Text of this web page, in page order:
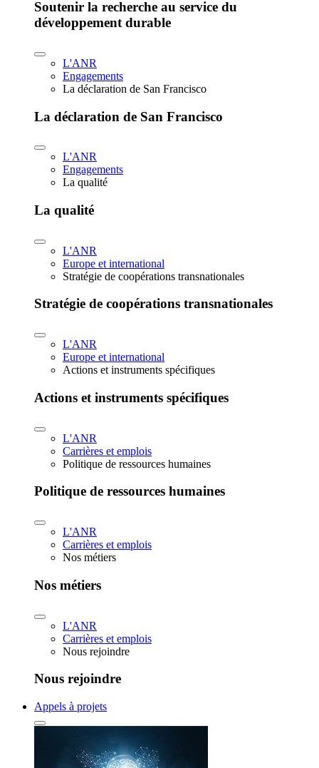
Soutenir la recherche au service du
développement durable
L'ANR
Engagements
La déclaration de San Francisco
La déclaration de San Francisco
L'ANR
Engagements
La qualité
La qualité
L'ANR
Europe et international
Stratégie de coopérations transnationales
Stratégie de coopérations transnationales
L'ANR
Europe et international
Actions et instruments spécifiques
Actions et instruments spécifiques
L'ANR
Carrières et emplois
Politique de ressources humaines
Politique de ressources humaines
L'ANR
Carrières et emplois
Nos métiers
Nos métiers
L'ANR
Carrières et emplois
Nous rejoindre
Nous rejoindre
Appels à projets